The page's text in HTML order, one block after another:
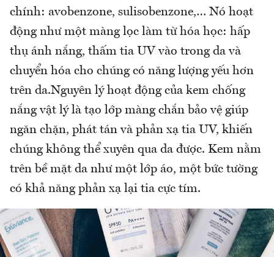
chính: avobenzone, sulisobenzone,… Nó hoạt
động như một màng lọc làm từ hóa học: hấp
thụ ánh nắng, thấm tia UV vào trong da và
chuyển hóa cho chúng có năng lượng yếu hơn
trên da.Nguyên lý hoạt động của kem chống
nắng vật lý là tạo lớp màng chắn bảo vệ giúp
ngăn chặn, phát tán và phản xạ tia UV, khiến
chúng không thể xuyên qua da được. Kem nằm
trên bề mặt da như một lớp áo, một bức tường
có khả năng phản xạ lại tia cực tím.